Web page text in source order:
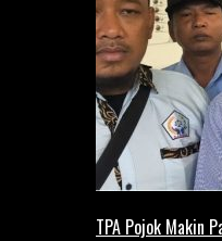
TPA Pojok Makin